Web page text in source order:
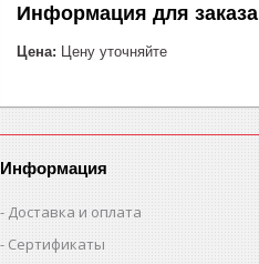
Информация для заказа
Цена: Цену уточняйте
Информация
Доставка и оплата
Сертификаты